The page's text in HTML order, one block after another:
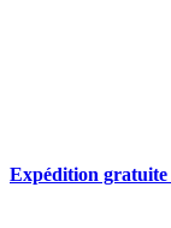
Expédition gratuite